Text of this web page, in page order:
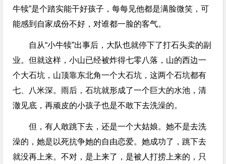
牛犊”是个踏实能干好孩子，每每见他都是满脸微笑，可
能感到自家成份不好，对谁都一脸的客气。
自从“小牛犊”出事后，大队也就停下了打石头卖的副
业。但就这样，小山已经被炸得七零八落，山的西边一
个大石坑，山顶靠东北角一个大石坑，这两个石坑都有
七、八米深。雨后，石坑就形成了一个巨大的水池，清
澈见底，再顽皮的小孩子也是不敢下去洗澡的。
但，有人敢跳下去，还是一个大姑娘。她不是去洗
澡的，她是以死抗争她的自由恋爱。她成功了，跳下去
就没再上来。不对，是上来了，是被人打捞上来的，只